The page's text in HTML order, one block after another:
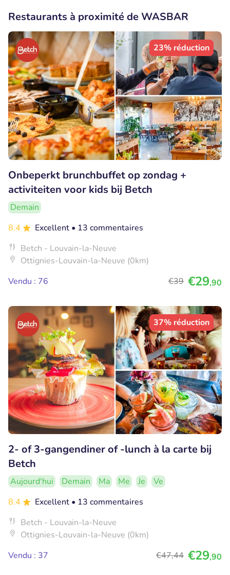
Restaurants à proximité de WASBAR
23% réduction
Onbeperkt brunchbuffet op zondag +
activiteiten voor kids bij Betch
Demain
8.4
Excellent • 13 commentaires
Betch - Louvain-la-Neuve
Ottignies-Louvain-la-Neuve (0km)
Vendu : 76
€39 €29,90
37% réduction
2- of 3-gangendiner of -lunch à la carte bij
Betch
Aujourd'hui Demain Ma Me Je
Ve
8.4
Excellent • 13 commentaires
Betch - Louvain-la-Neuve
Ottignies-Louvain-la-Neuve (0km)
Vendu : 37
€47,44 €29,90